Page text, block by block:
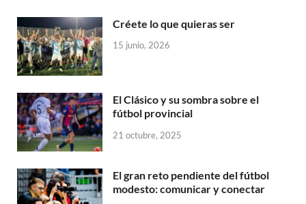
Créete lo que quieras ser
15 junio, 2026
El Clásico y su sombra sobre el
fútbol provincial
21 octubre, 2025
El gran reto pendiente del fútbol
modesto: comunicar y conectar